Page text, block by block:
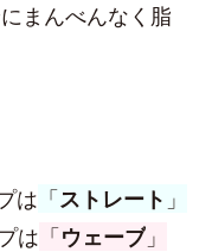
まんべんなく脂
は 「ストレート 」
は 「ウェーブ 」